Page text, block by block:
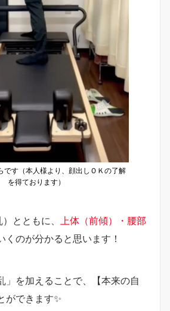
です（本人様より、顔出しＯＫの了解
を得ております）
とともに、
上体（前傾）・腰部
くのが分かると思います！
」を加えることで、【本来の自
ができます✨